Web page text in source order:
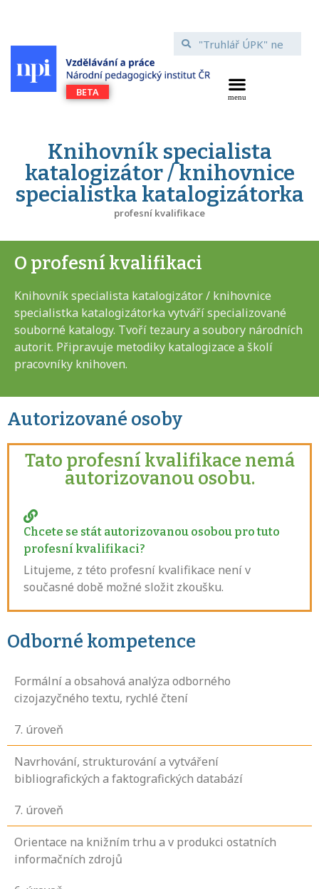
Knihovník specialista
katalogizátor / knihovnice
specialistka katalogizátorka
profesní kvalifikace
O profesní kvalifikaci
Knihovník specialista katalogizátor / knihovnice
specialistka katalogizátorka vytváří specializované
souborné katalogy. Tvoří tezaury a soubory národních
autorit. Připravuje metodiky katalogizace a školí
pracovníky knihoven.
Autorizované osoby
Tato profesní kvalifikace nemá
autorizovanou osobu.
Chcete se stát autorizovanou osobou pro tuto
profesní kvalifikaci?
Litujeme, z této profesní kvalifikace není v
současné době možné složit zkoušku.
Odborné kompetence
Formální a obsahová analýza odborného
cizojazyčného textu, rychlé čtení
7. úroveň
Navrhování, strukturování a vytváření
bibliografických a faktografických databází
7. úroveň
Orientace na knižním trhu a v produkci ostatních
informačních zdrojů